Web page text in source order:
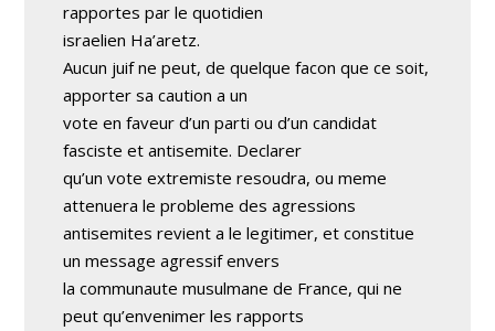
rapportes par le quotidien
israelien Ha’aretz.
Aucun juif ne peut, de quelque facon que ce soit,
apporter sa caution a un
vote en faveur d’un parti ou d’un candidat
fasciste et antisemite. Declarer
qu’un vote extremiste resoudra, ou meme
attenuera le probleme des agressions
antisemites revient a le legitimer, et constitue
un message agressif envers
la communaute musulmane de France, qui ne
peut qu’envenimer les rapports